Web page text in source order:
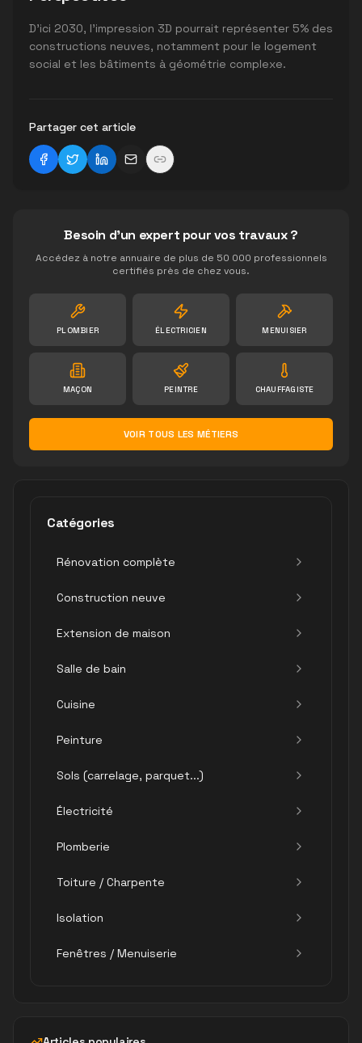
D'ici 2030, l'impression 3D pourrait représenter 5% des
constructions neuves, notamment pour le logement
social et les bâtiments à géométrie complexe.
Partager cet article
Besoin d'un expert pour vos travaux ?
Accédez à notre annuaire de plus de 50 000 professionnels
certifiés près de chez vous.
PLOMBIER ÉLECTRICIEN MENUISIER
MAÇON PEINTRE CHAUFFAGISTE
VOIR TOUS LES MÉTIERS
Catégories
Rénovation complète
Construction neuve
Extension de maison
Salle de bain
Cuisine
Peinture
Sols (carrelage, parquet...)
Électricité
Plomberie
Toiture / Charpente
Isolation
Fenêtres / Menuiserie